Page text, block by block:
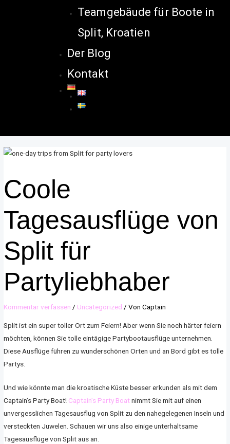
Teamgebäude für Boote in
Split, Kroatien
Der Blog
Kontakt
Coole
Tagesausflüge von
Split für
Partyliebhaber
Kommentar verfassen / Uncategorized / VonCaptain
Split ist ein super toller Ort zum Feiern! Aber wenn Sie noch härter feiern
möchten, können Sie tolle eintägige Partybootausflüge unternehmen.
Diese Ausflüge führen zu wunderschönen Orten und an Bord gibt es tolle
Partys.
Und wie könnte man die kroatische Küste besser erkunden als mit dem
Captain’s Party Boat! Captain’s Party Boatnimmt Sie mit auf einen
unvergesslichen Tagesausflug von Split zu den nahegelegenen Inseln und
versteckten Juwelen. Schauen wir uns also einige unterhaltsame
Tagesausflüge von Split aus an.